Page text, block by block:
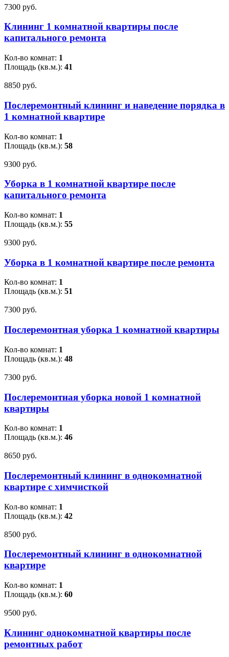
7300 pуб.
Клининг 1 комнатной квартиры после
капитального ремонта
Кол-во комнат: 1
Площадь (кв.м.): 41
8850 pуб.
Послеремонтный клининг и наведение порядка в
1 комнатной квартире
Кол-во комнат: 1
Площадь (кв.м.): 58
9300 pуб.
Уборка в 1 комнатной квартире после
капитального ремонта
Кол-во комнат: 1
Площадь (кв.м.): 55
9300 pуб.
Уборка в 1 комнатной квартире после ремонта
Кол-во комнат: 1
Площадь (кв.м.): 51
7300 pуб.
Послеремонтная уборка 1 комнатной квартиры
Кол-во комнат: 1
Площадь (кв.м.): 48
7300 pуб.
Послеремонтная уборка новой 1 комнатной
квартиры
Кол-во комнат: 1
Площадь (кв.м.): 46
8650 pуб.
Послеремонтный клининг в однокомнатной
квартире с химчисткой
Кол-во комнат: 1
Площадь (кв.м.): 42
8500 pуб.
Послеремонтный клининг в однокомнатной
квартире
Кол-во комнат: 1
Площадь (кв.м.): 60
9500 pуб.
Клининг однокомнатной квартиры после
ремонтных работ